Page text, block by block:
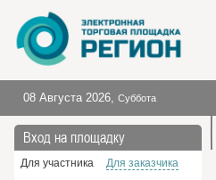
08 Августа 2026, Суббота
Вход на площадку
Для участника Для заказчика